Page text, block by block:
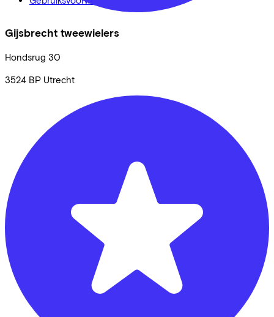
Gijsbrecht tweewielers
Hondsrug 30
3524 BP Utrecht